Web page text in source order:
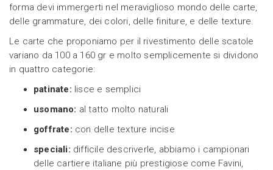
forma devi immergerti nel meraviglioso mondo delle carte,
delle grammature, dei colori, delle finiture, e delle texture.
Le carte che proponiamo per il rivestimento delle scatole
variano da 100 a 160 gr e molto semplicemente si dividono
in quattro categorie:
patinate: lisce e semplici
usomano: al tatto molto naturali
goffrate: con delle texture incise
speciali: difficile descriverle, abbiamo i campionari
delle cartiere italiane più prestigiose come Favini,